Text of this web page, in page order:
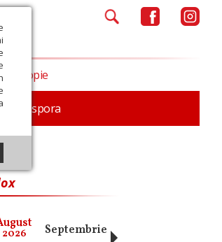
Diaspora
2026 Septembrie Octombrie